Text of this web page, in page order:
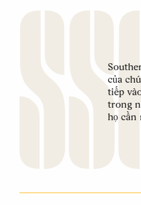
của
tiếp
trong
họ cần